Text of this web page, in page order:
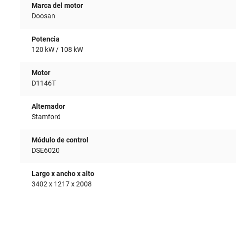
Marca del motor
Doosan
Potencia
120 kW / 108 kW
Motor
D1146T
Alternador
Stamford
Módulo de control
DSE6020
Largo x ancho x alto
3402 x 1217 x 2008